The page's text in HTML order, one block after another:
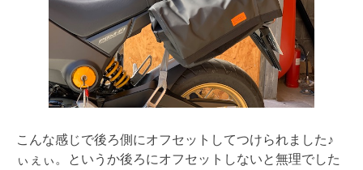
こんな感じで後ろ側にオフセットしてつけられました♪
ぃぇぃ。というか後ろにオフセットしないと無理でした